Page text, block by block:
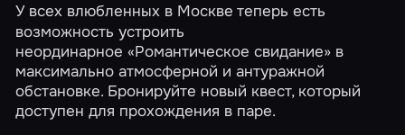
У всех влюбленных в Москве теперь есть
возможность устроить
неординарное«Романтическое свидание» в
максимально атмосферной и антуражной
обстановке. Бронируйте новый квест, который
доступен для прохождения в паре.